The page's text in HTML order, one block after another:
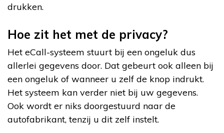
drukken.
Hoe zit het met de privacy?
Het eCall-systeem stuurt bij een ongeluk dus
allerlei gegevens door. Dat gebeurt ook alleen bij
een ongeluk of wanneer u zelf de knop indrukt.
Het systeem kan verder niet bij uw gegevens.
Ook wordt er niks doorgestuurd naar de
autofabrikant, tenzij u dit zelf instelt.